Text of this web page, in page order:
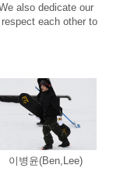
also dedicate our
each other to
이병윤(Ben,Lee)